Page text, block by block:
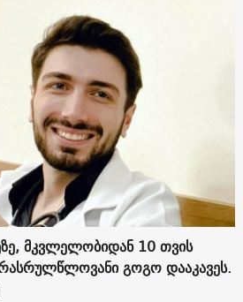
მკვლელობიდან 10 თვის
გოგო დააკავეს.